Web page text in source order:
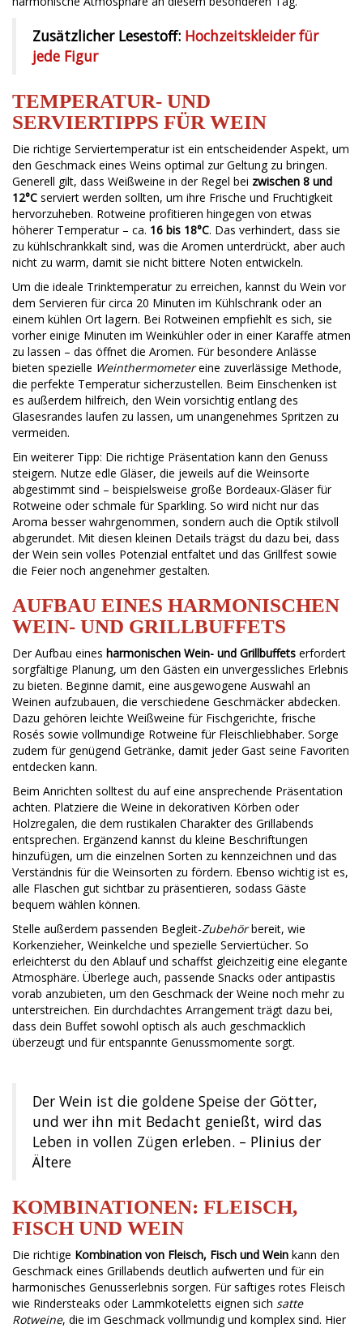
Zusätzlicher Lesestoff: Hochzeitskleider für
jede Figur
TEMPERATUR- UND
SERVIERTIPPS FÜR WEIN
Die richtige Serviertemperatur ist ein entscheidender Aspekt, um
den Geschmack eines Weins optimal zur Geltung zu bringen.
Generell gilt, dass Weißweine in der Regel bei zwischen 8 und
12°C serviert werden sollten, um ihre Frische und Fruchtigkeit
hervorzuheben. Rotweine profitieren hingegen von etwas
höherer Temperatur – ca. 16 bis 18°C. Das verhindert, dass sie
zu kühlschrankkalt sind, was die Aromen unterdrückt, aber auch
nicht zu warm, damit sie nicht bittere Noten entwickeln.
Um die ideale Trinktemperatur zu erreichen, kannst du Wein vor
dem Servieren für circa 20 Minuten im Kühlschrank oder an
einem kühlen Ort lagern. Bei Rotweinen empfiehlt es sich, sie
vorher einige Minuten im Weinkühler oder in einer Karaffe atmen
zu lassen – das öffnet die Aromen. Für besondere Anlässe
bieten spezielle Weinthermometereine zuverlässige Methode,
die perfekte Temperatur sicherzustellen. Beim Einschenken ist
es außerdem hilfreich, den Wein vorsichtig entlang des
Glasesrandes laufen zu lassen, um unangenehmes Spritzen zu
vermeiden.
Ein weiterer Tipp: Die richtige Präsentation kann den Genuss
steigern. Nutze edle Gläser, die jeweils auf die Weinsorte
abgestimmt sind – beispielsweise große Bordeaux-Gläser für
Rotweine oder schmale für Sparkling. So wird nicht nur das
Aroma besser wahrgenommen, sondern auch die Optik stilvoll
abgerundet. Mit diesen kleinen Details trägst du dazu bei, dass
der Wein sein volles Potenzial entfaltet und das Grillfest sowie
die Feier noch angenehmer gestalten.
AUFBAU EINES HARMONISCHEN
WEIN- UND GRILLBUFFETS
Der Aufbau eines harmonischen Wein- und Grillbuffets erfordert
sorgfältige Planung, um den Gästen ein unvergessliches Erlebnis
zu bieten. Beginne damit, eine ausgewogene Auswahl an
Weinen aufzubauen, die verschiedene Geschmäcker abdecken.
Dazu gehören leichte Weißweine für Fischgerichte, frische
Rosés sowie vollmundige Rotweine für Fleischliebhaber. Sorge
zudem für genügend Getränke, damit jeder Gast seine Favoriten
entdecken kann.
Beim Anrichten solltest du auf eine ansprechende Präsentation
achten. Platziere die Weine in dekorativen Körben oder
Holzregalen, die dem rustikalen Charakter des Grillabends
entsprechen. Ergänzend kannst du kleine Beschriftungen
hinzufügen, um die einzelnen Sorten zu kennzeichnen und das
Verständnis für die Weinsorten zu fördern. Ebenso wichtig ist es,
alle Flaschen gut sichtbar zu präsentieren, sodass Gäste
bequem wählen können.
Stelle außerdem passenden Begleit-Zubehörbereit, wie
Korkenzieher, Weinkelche und spezielle Serviertücher. So
erleichterst du den Ablauf und schaffst gleichzeitig eine elegante
Atmosphäre. Überlege auch, passende Snacks oder antipastis
vorab anzubieten, um den Geschmack der Weine noch mehr zu
unterstreichen. Ein durchdachtes Arrangement trägt dazu bei,
dass dein Buffet sowohl optisch als auch geschmacklich
überzeugt und für entspannte Genussmomente sorgt.
Der Wein ist die goldene Speise der Götter,
und wer ihn mit Bedacht genießt, wird das
Leben in vollen Zügen erleben. – Plinius der
Ältere
KOMBINATIONEN: FLEISCH,
FISCH UND WEIN
Die richtige Kombination von Fleisch, Fisch und Wein kann den
Geschmack eines Grillabends deutlich aufwerten und für ein
harmonisches Genusserlebnis sorgen. Für saftiges rotes Fleisch
wie Rindersteaks oder Lammkoteletts eignen sich satte
Rotweine, die im Geschmack vollmundig und komplex sind. Hier